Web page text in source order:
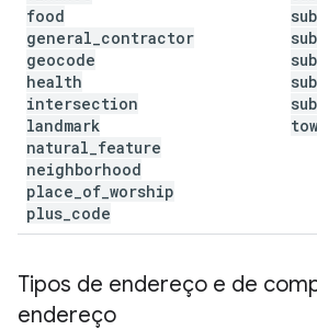
food
general contractor
geocode
health
intersection
landmark
natural feature
neighborhood
place of worship
plus code
Tipos de endereço e de
endereço